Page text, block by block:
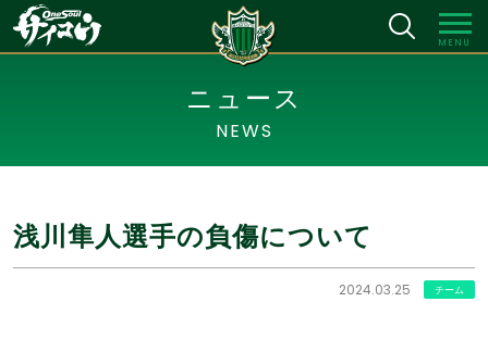
MENU
ニュース
NEWS
浅川隼人選手の負傷について
2024.03.25 チーム